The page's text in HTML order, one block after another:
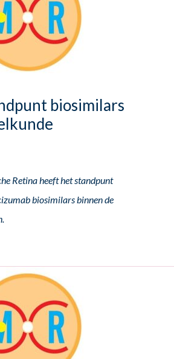
biosimilars
Retina heeft het standpunt
biosimilars binnen de